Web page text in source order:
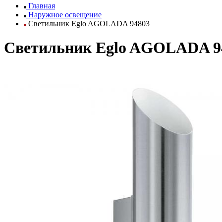
Главная
Наружное освещение
Светильник Eglo AGOLADA 94803
Светильник Eglo AGOLADA